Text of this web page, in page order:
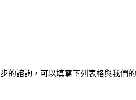
的諮詢，可以填寫下列表格與我們